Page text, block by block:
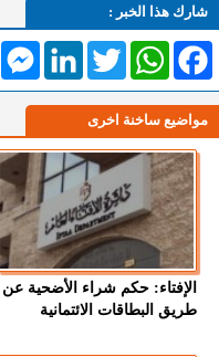
شارك هذا الخبر :
LinkedInTwitterWhatsAppFacebook
مواضيع ساخنة اخرى
الإفتاء: حكم شراء الأضحية عن
طريق البطاقات الائتمانية